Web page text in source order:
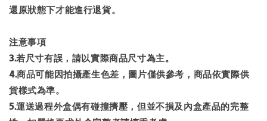
還原狀態下才能進行退貨。
注意事項
3.若尺寸有誤，請以實際商品尺寸為主。
4.商品可能因拍攝產生色差，圖片僅供參考，商品依實際供
貨樣式為準。
5.運送過程外盒偶有碰撞擠壓，但並不損及內盒產品的完整